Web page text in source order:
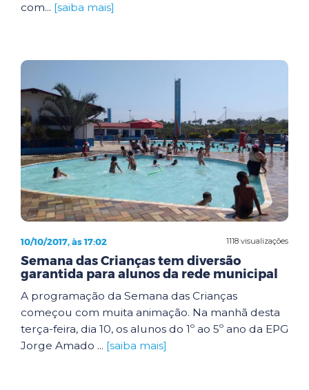
com... [saiba mais]
1118 visualizações
10/10/2017, às 17:02
Semana das Crianças tem diversão
garantida para alunos da rede municipal
A programação da Semana das Crianças
começou com muita animação. Na manhã desta
terça-feira, dia 10, os alunos do 1º ao 5º ano da EPG
Jorge Amado ... [saiba mais]